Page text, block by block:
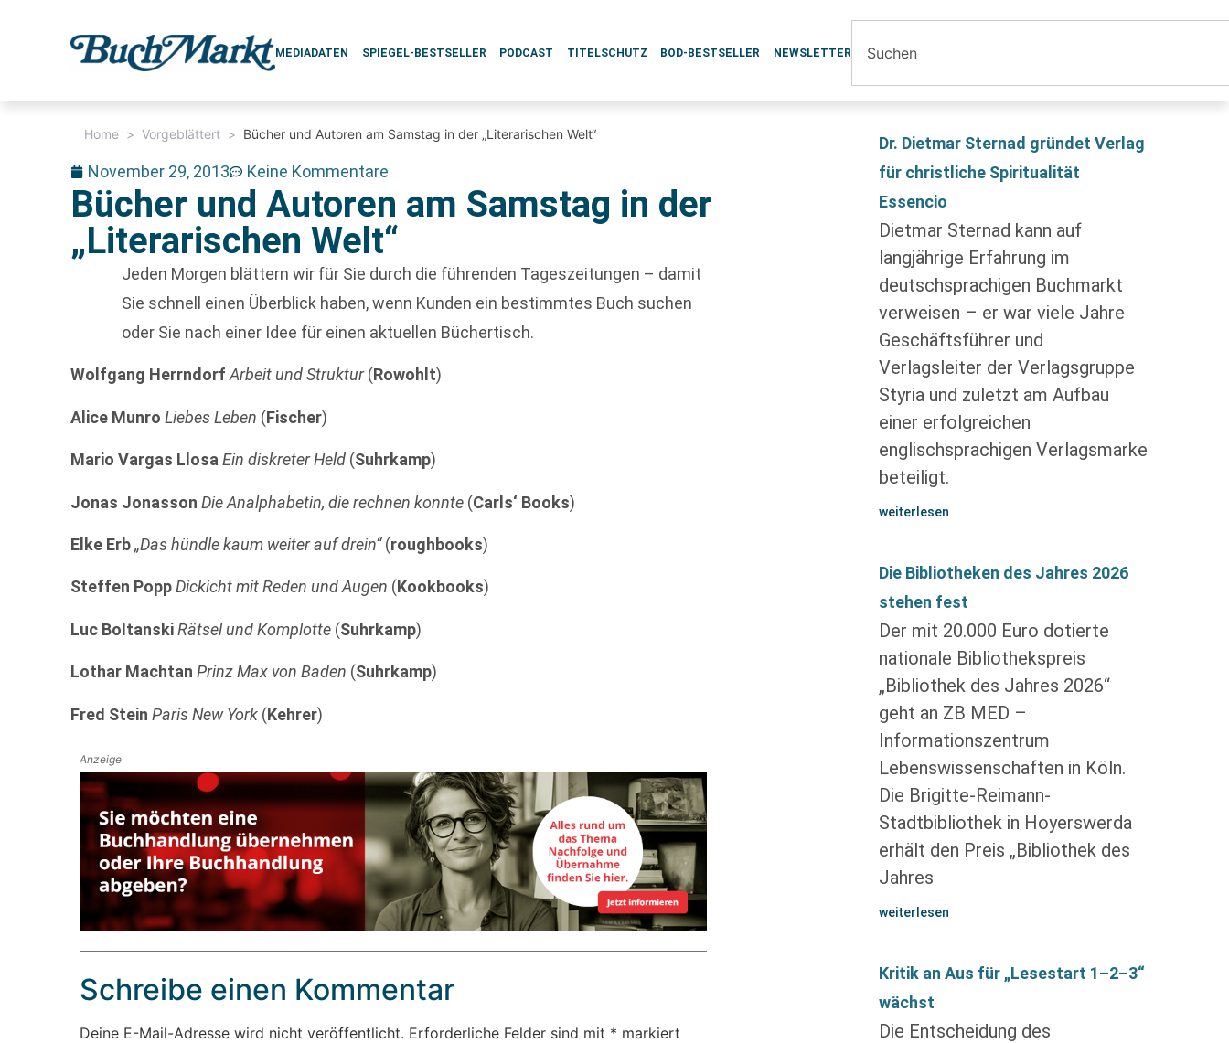
MEDIADATEN SPIEGEL-BESTSELLER PODCAST TITELSCHUTZ BOD-BESTSELLER NEWSLETTER
Home > Vorgeblättert > Bücher und Autoren am Samstag in der „Literarischen Welt“
November 29, 2013 Keine Kommentare
Bücher und Autoren am Samstag in der
„Literarischen Welt“
Jeden Morgen blättern wir für Sie durch die führenden Tageszeitungen – damit
Sie schnell einen Überblick haben, wenn Kunden ein bestimmtes Buch suchen
oder Sie nach einer Idee für einen aktuellen Büchertisch.
Wolfgang Herrndorf Arbeit und Struktur(Rowohlt)
Alice Munro Liebes Leben (Fischer)
Mario Vargas Llosa Ein diskreter Held (Suhrkamp)
Jonas Jonasson Die Analphabetin, die rechnen konnte (Carls‘ Books)
Elke Erb „Das hündle kaum weiter auf drein“(roughbooks)
Steffen Popp Dickicht mit Reden und Augen (Kookbooks)
Luc Boltanski Rätsel und Komplotte (Suhrkamp)
Lothar Machtan Prinz Max von Baden (Suhrkamp)
Fred Stein Paris New York (Kehrer)
Anzeige
Schreibe einen Kommentar
Deine E-Mail-Adresse wird nicht veröffentlicht. Erforderliche Felder sind mit * markiert
Dr. Dietmar Sternad gründet Verlag
für christliche Spiritualität
Essencio
Dietmar Sternad kann auf
langjährige Erfahrung im
deutschsprachigen Buchmarkt
verweisen – er war viele Jahre
Geschäftsführer und
Verlagsleiter der Verlagsgruppe
Styria und zuletzt am Aufbau
einer erfolgreichen
englischsprachigen Verlagsmarke
beteiligt.
weiterlesen
Die Bibliotheken des Jahres 2026
stehen fest
Der mit 20.000 Euro dotierte
nationale Bibliothekspreis
„Bibliothek des Jahres 2026“
geht an ZB MED –
Informationszentrum
Lebenswissenschaften in Köln.
Die Brigitte-Reimann-
Stadtbibliothek in Hoyerswerda
erhält den Preis „Bibliothek des
Jahres
weiterlesen
Kritik an Aus für „Lesestart 1–2–3“
wächst
Die Entscheidung des